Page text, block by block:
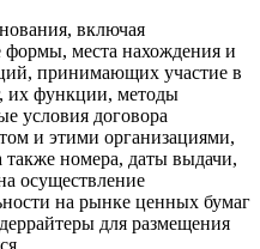
включая
места нахождения и
принимающих участие в
их функции, методы
условия договора
и этими организациями,
также номера, даты выдачи,
осуществление
на рынке ценных бумаг
для размещения